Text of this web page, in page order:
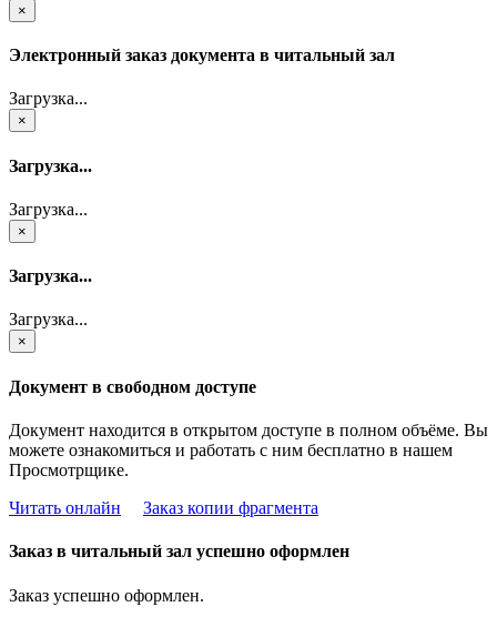
×
Электронный заказ документа в читальный зал
Загрузка...
×
Загрузка...
Загрузка...
×
Загрузка...
Загрузка...
×
Документ в свободном доступе
Документ находится в открытом доступе в полном объёме. Вы
можете ознакомиться и работать с ним бесплатно в нашем
Просмотрщике.
Читать онлайн
Заказ копии фрагмента
Заказ в читальный зал успешно оформлен
Заказ успешно оформлен.